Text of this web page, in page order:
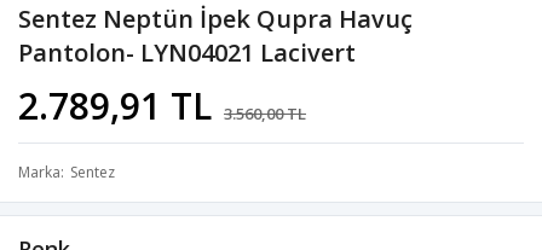
Sentez Neptün İpek Qupra Havuç
Pantolon- LYN04021 Lacivert
2.789,91 TL 3.560,00 TL
Marka Sentez